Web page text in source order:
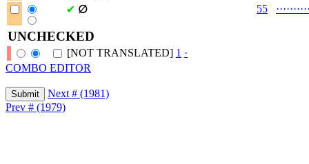
✔ ∅ 55 ·········
UNCHECKED
[NOT TRANSLATED] 1 ·
COMBO EDITOR
Next # (1981)
Prev # (1979)